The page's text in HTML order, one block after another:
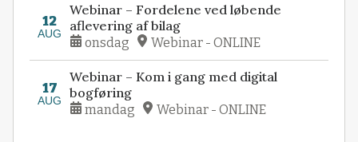
12
AUG
Webinar – Fordelene ved løbende
aflevering af bilag
onsdag Webinar - ONLINE
17
AUG
Webinar – Kom i gang med digital
bogføring
mandag Webinar - ONLINE